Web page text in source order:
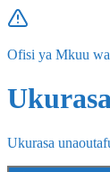
Ofisi ya Mkuu
Ukurasa